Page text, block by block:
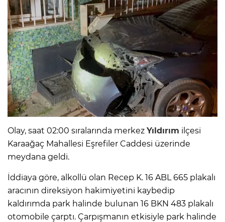
Olay, saat 02:00 sıralarında merkez Yıldırım ilçesi
Karaağaç Mahallesi Eşrefiler Caddesi üzerinde
meydana geldi.
İddiaya göre, alkollü olan Recep K. 16 ABL 665 plakalı
aracının direksiyon hakimiyetini kaybedip
kaldırımda park halinde bulunan 16 BKN 483 plakalı
otomobile çarptı. Çarpışmanın etkisiyle park halinde